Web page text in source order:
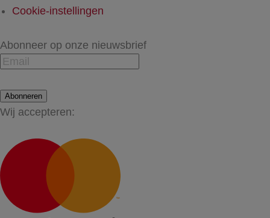
Cookie-instellingen
Abonneer op onze nieuwsbrief
Abonneren
Wij accepteren: